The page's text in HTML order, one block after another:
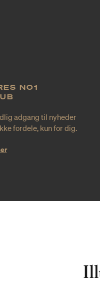
NO1
adgang til nyheder
fordele, kun for dig.